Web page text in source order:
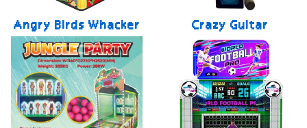
Angry Birds Whacker Crazy Guitar